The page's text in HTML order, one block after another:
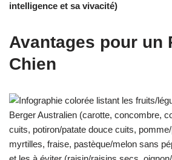
intelligence et sa vivacité)
Avantages pour un
Chien